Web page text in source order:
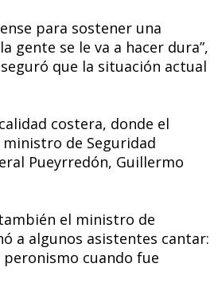
para sostener una
gente se le va a hacer dura”,
que la situación actual
costera, donde el
de Seguridad
Pueyrredón, Guillermo
el ministro de
a algunos asistentes cantar:
peronismo cuando fue